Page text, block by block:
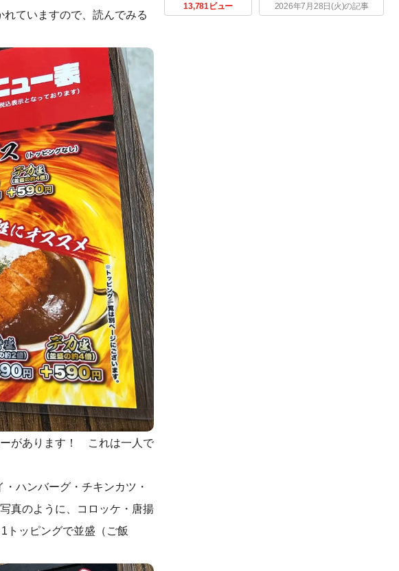
ていますので、読んでみる
ーがあります！ これは一人で
ハンバーグ・チキンカツ・
真のように、コロッケ・唐揚
トッピングで並盛（ご飯
13,781ビュー 2026年7月28日(火)の記事